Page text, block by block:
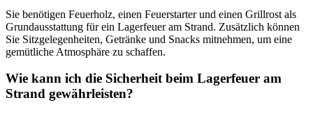
Sie benötigen Feuerholz, einen Feuerstarter und einen Grillrost als
Grundausstattung für ein Lagerfeuer am Strand. Zusätzlich können
Sie Sitzgelegenheiten, Getränke und Snacks mitnehmen, um eine
gemütliche Atmosphäre zu schaffen.
Wie kann ich die Sicherheit beim Lagerfeuer am
Strand gewährleisten?